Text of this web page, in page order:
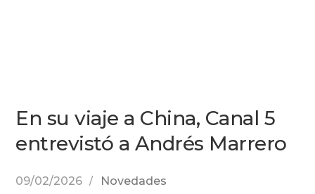
En su viaje a China, Canal 5
entrevistó a Andrés Marrero
09/02/2026 Novedades